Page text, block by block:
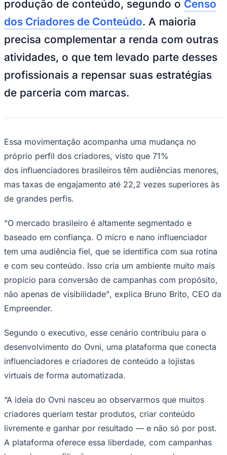
NBA
NFL
Fórmula 1
UFC
Tênis (ATP)
NHL
Vôlei
Brasileirão Série A
Paulistão
Copa do Brasil
Libertadores
Sul-Americana
Copa América
Champions League
Premier League
La Liga
Mundial 2026
Times - Ir direto
produção de conteúdo, segundo o Censo
dos Criadores de Conteúdo. A maioria
precisa complementar a renda com outras
atividades, o que tem levado parte desses
profissionais a repensar suas estratégias
de parceria com marcas.
Essa movimentação acompanha uma mudança no
próprio perfil dos criadores, visto que 71%
dos influenciadores brasileiros têm audiências menores,
mas taxas de engajamento até 22,2 vezes superiores às
de grandes perfis.
“O mercado brasileiro é altamente segmentado e
baseado em confiança. O micro e nano influenciador
tem uma audiência fiel, que se identifica com sua rotina
e com seu conteúdo. Isso cria um ambiente muito mais
propício para conversão de campanhas com propósito,
não apenas de visibilidade", explica Bruno Brito, CEO da
Empreender.
Segundo o executivo, esse cenário contribuiu para o
desenvolvimento do Ovni, uma plataforma que conecta
influenciadores e criadores de conteúdo a lojistas
virtuais de forma automatizada.
“A ideia do Ovni nasceu ao observarmos que muitos
criadores queriam testar produtos, criar conteúdo
livremente e ganhar por resultado — e não só por post.
A plataforma oferece essa liberdade, com campanhas